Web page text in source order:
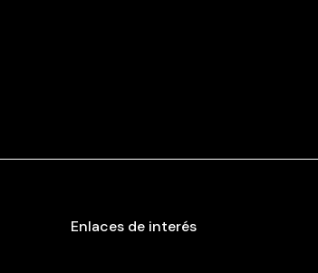
Enlaces de interés